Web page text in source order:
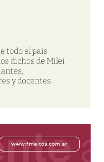
todo el país
dichos de Milei
y docentes